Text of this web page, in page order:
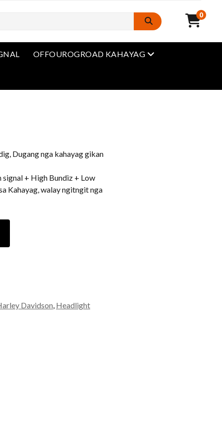
0
OFFOUROGROAD KAHAYAG Open Menu
Dugang nga kahayag gikan
+ High Bundiz + Low
Kahayag, walay ngitngit nga
Davidson, Headlight